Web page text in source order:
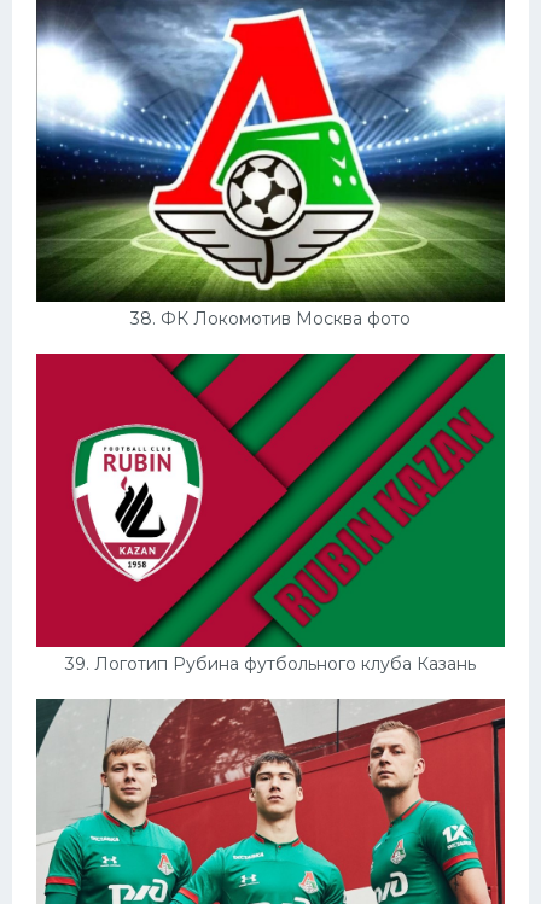
38. ФК Локомотив Москва фото
39. Логотип Рубина футбольного клуба Казань